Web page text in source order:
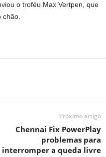
o troféu Max Vertpen, que
Próximo artigo
Chennai Fix PowerPlay
problemas para
interromper a queda livre